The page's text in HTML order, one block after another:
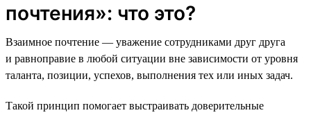
почтения»: что это?
Взаимное почтение — уважение сотрудниками друг друга
и равноправие в любой ситуации вне зависимости от уровня
таланта, позиции, успехов, выполнения тех или иных задач.
Такой принцип помогает выстраивать доверительные